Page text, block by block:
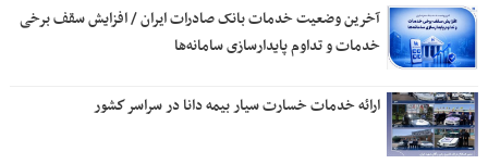
آخرین وضعیت خدمات بانک صادرات ایران / افزایش سقف برخی
خدمات و تداوم پایدارسازی سامانه‌ها
ارائه خدمات خسارت سیار بیمه دانا در سراسر كشور